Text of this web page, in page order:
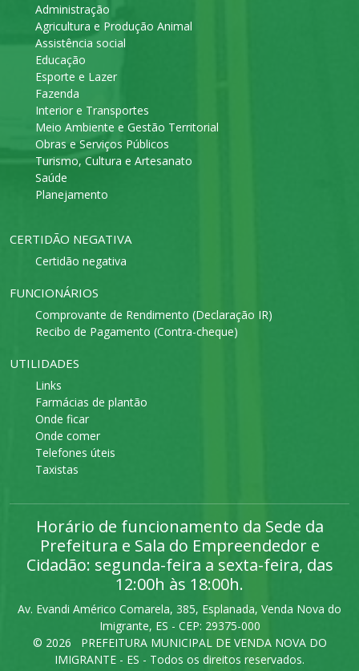
Administração
Agricultura e Produção Animal
Assistência social
Educação
Esporte e Lazer
Fazenda
Interior e Transportes
Meio Ambiente e Gestão Territorial
Obras e Serviços Públicos
Turismo, Cultura e Artesanato
Saúde
Planejamento
CERTIDÃO NEGATIVA
Certidão negativa
FUNCIONÁRIOS
Comprovante de Rendimento (Declaração IR)
Recibo de Pagamento (Contra-cheque)
UTILIDADES
Links
Farmácias de plantão
Onde ficar
Onde comer
Telefones úteis
Taxistas
Horário de funcionamento da Sede da
Prefeitura e Sala do Empreendedor e
Cidadão: segunda-feira a sexta-feira, das
12:00h às 18:00h.
Av. Evandi Américo Comarela, 385, Esplanada, Venda Nova do
Imigrante, ES - CEP: 29375-000
© 2026 PREFEITURA MUNICIPAL DE VENDA NOVA DO
IMIGRANTE - ES - Todos os direitos reservados.